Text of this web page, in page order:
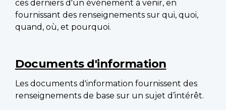
ces derniers d'un événement à venir, en
fournissant des renseignements sur qui, quoi,
quand, où, et pourquoi.
Documents d'information
Les documents d'information fournissent des
renseignements de base sur un sujet d’intérêt.